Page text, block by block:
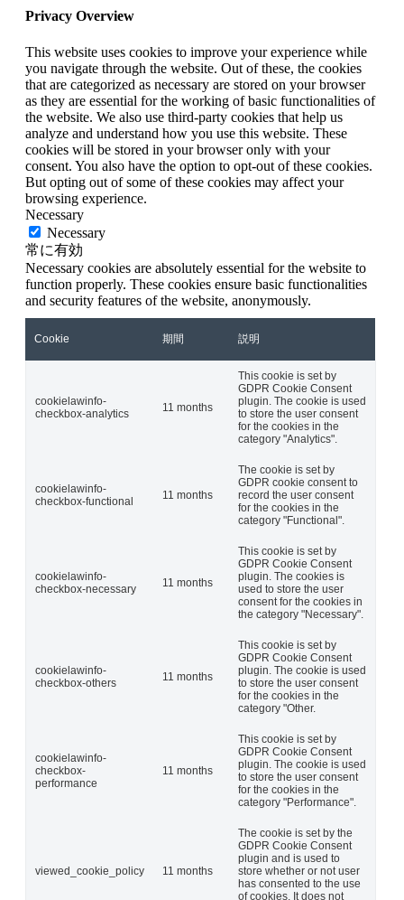
Privacy Overview
This website uses cookies to improve your experience while
you navigate through the website. Out of these, the cookies
that are categorized as necessary are stored on your browser
as they are essential for the working of basic functionalities of
the website. We also use third-party cookies that help us
analyze and understand how you use this website. These
cookies will be stored in your browser only with your
consent. You also have the option to opt-out of these cookies.
But opting out of some of these cookies may affect your
browsing experience.
Necessary
Necessary
常に有効
Necessary cookies are absolutely essential for the website to
function properly. These cookies ensure basic functionalities
and security features of the website, anonymously.
Cookie 期間 説明
cookielawinfo-
checkbox-analytics
11 months
This cookie is set by
GDPR Cookie Consent
plugin. The cookie is used
to store the user consent
for the cookies in the
category "Analytics".
cookielawinfo-
checkbox-functional
11 months
The cookie is set by
GDPR cookie consent to
record the user consent
for the cookies in the
category "Functional".
cookielawinfo-
checkbox-necessary
11 months
This cookie is set by
GDPR Cookie Consent
plugin. The cookies is
used to store the user
consent for the cookies in
the category "Necessary".
cookielawinfo-
checkbox-others
11 months
This cookie is set by
GDPR Cookie Consent
plugin. The cookie is used
to store the user consent
for the cookies in the
category "Other.
cookielawinfo-
checkbox-
performance
11 months
This cookie is set by
GDPR Cookie Consent
plugin. The cookie is used
to store the user consent
for the cookies in the
category "Performance".
viewed_cookie_policy 11 months
The cookie is set by the
GDPR Cookie Consent
plugin and is used to
store whether or not user
has consented to the use
of cookies. It does not